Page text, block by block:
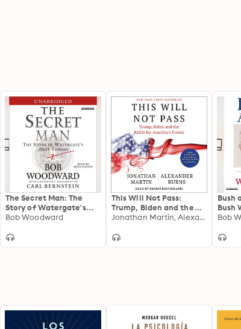
The Secret Man: The
Story of Watergate's
Deep Throat
Bob Woodward
This Will Not Pass:
Trump, Biden and the
Battle for American
Jonathan Martin, Alexander Burns
Bush
Bush
Bob